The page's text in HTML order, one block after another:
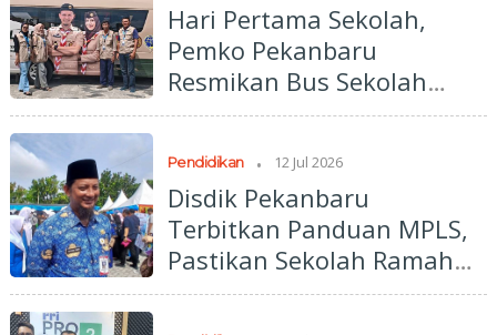
Hari Pertama Sekolah,
Pemko Pekanbaru
Resmikan Bus Sekolah
Gratis untuk Pelajar
Pendidikan . 12 Jul 2026
Disdik Pekanbaru
Terbitkan Panduan MPLS,
Pastikan Sekolah Ramah
Anak dan Bebas